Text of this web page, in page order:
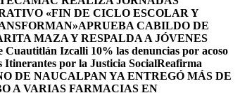
«FIN DE CICLO ESCOLAR Y
APRUEBA CABILDO DE
MAZA Y RESPALDA A JÓVENES
Cuautitlán Izcalli 10% las denuncias por acoso
Itinerantes por la Justicia SocialReafirma
DE NAUCALPAN YA ENTREGÓ MÁS DE
A VARIAS FARMACIAS EN